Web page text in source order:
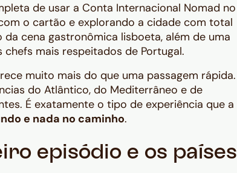
de usar a Conta Internacional Nomad no
o cartão e explorando a cidade com total
cena gastronômica lisboeta, além de uma
mais respeitados de Portugal.
muito mais do que uma passagem rápida.
do Atlântico, do Mediterrâneo e de
É exatamente o tipo de experiência que a
e nada no caminho.
episódio e os países